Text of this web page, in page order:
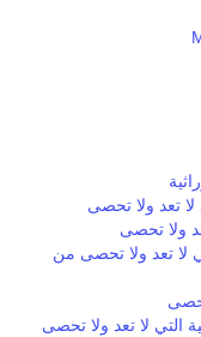
لا تعد ولا تحصى
ولا تحصى
لا تعد ولا تحصى من
التي لا تعد ولا تحصى